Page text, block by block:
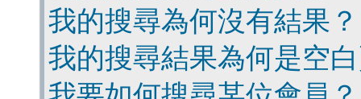
我的搜尋為何沒有結果？
我的搜尋結果為何是空